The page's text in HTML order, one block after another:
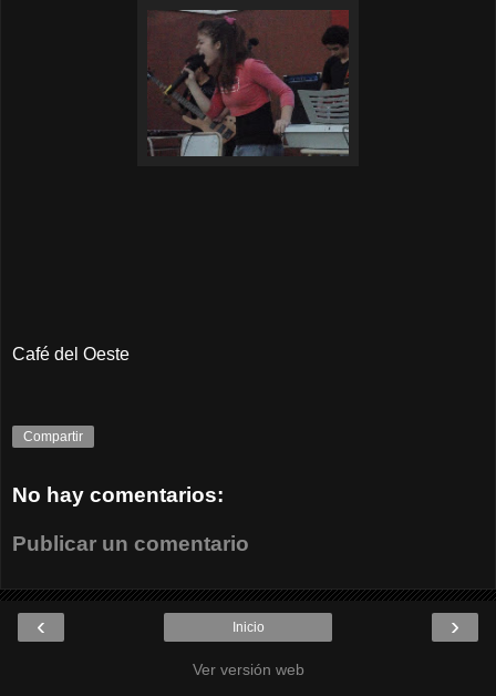
Café del Oeste
Compartir
No hay comentarios:
Publicar un comentario
‹ ›
Inicio
Ver versión web